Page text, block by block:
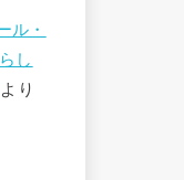
ル・
し
り